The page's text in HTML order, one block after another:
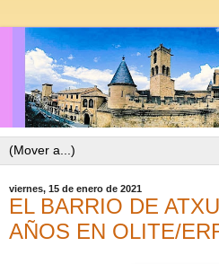
viernes, 15 de enero de 2021
EL BARRIO DE
AÑOS EN OLITE/